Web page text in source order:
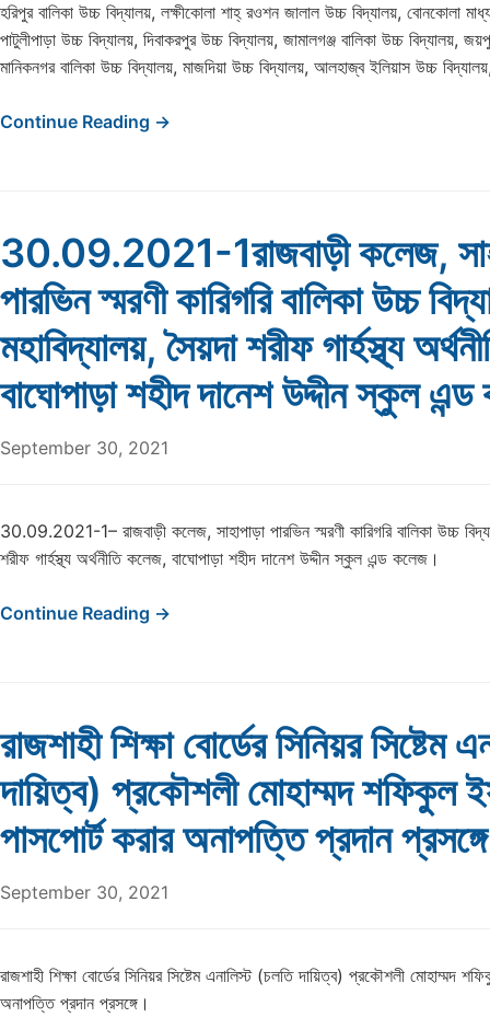
হরিপুর বালিকা উচ্চ বিদ্যালয়, লক্ষীকোলা শাহ্ রওশন জালাল উচ্চ বিদ্যালয়, বোনকোলা
পাটুলীপাড়া উচ্চ বিদ্যালয়, দিবাকরপুর উচ্চ বিদ্যালয়, জামালগঞ্জ বালিকা উচ্চ বিদ্যালয়,
মানিকনগর বালিকা উচ্চ বিদ্যালয়, মাজদিয়া উচ্চ বিদ্যালয়, আলহাজ্ব ইলিয়াস উচ্চ
Continue Reading →
30.09.2021-1রাজবাড়ী কলেজ,
পারভিন স্মরণী কারিগরি বালিকা উচ্চ
মহাবিদ্যালয়, সৈয়দা শরীফ গার্হস্থ্য
বাঘোপাড়া শহীদ দানেশ উদ্দীন স্কুল
September 30, 2021
30.09.2021-1– রাজবাড়ী কলেজ, সাহাপাড়া পারভিন স্মরণী কারিগরি বালিকা উচ্চ
শরীফ গার্হস্থ্য অর্থনীতি কলেজ, বাঘোপাড়া শহীদ দানেশ উদ্দীন স্কুল এন্ড কলেজ।
Continue Reading →
রাজশাহী শিক্ষা বোর্ডের সিনিয়র সিষ্টেম
দায়িত্ব) প্রকৌশলী মোহাম্মদ শফিকুল
পাসপোর্ট করার অনাপত্তি প্রদান
September 30, 2021
রাজশাহী শিক্ষা বোর্ডের সিনিয়র সিষ্টেম এনালিস্ট (চলতি দায়িত্ব) প্রকৌশলী মোহাম্মদ
অনাপত্তি প্রদান প্রসঙ্গে।